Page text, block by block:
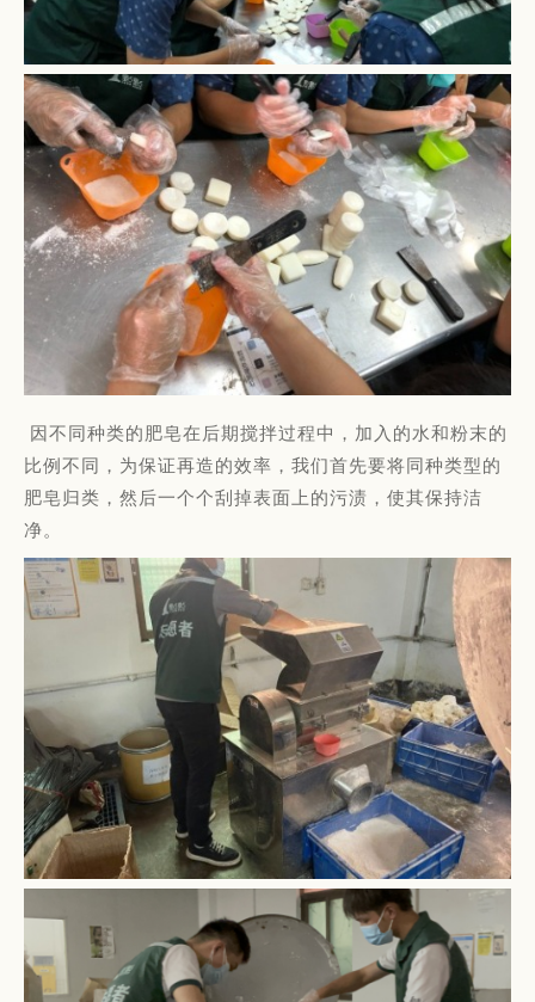
因不同种类的肥皂在后期搅拌过程中，加入的水和粉末的
比例不同，为保证再造的效率，我们首先要将同种类型的
肥皂归类，然后一个个刮掉表面上的污渍，使其保持洁
净。